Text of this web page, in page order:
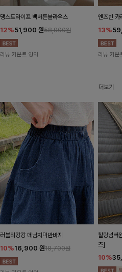
댕스트라이프 백버튼블라우스
12%51,900 원58,900원
리뷰 카운트 영역
엔즈빈
13%
리뷰 카운
더보기
러블리캉캉 데님치마반바지
10%16,900 원18,700원
찰랑넘버
즈]
10%